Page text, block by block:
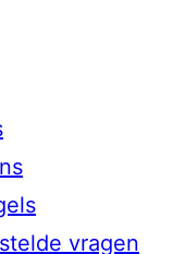
vragen